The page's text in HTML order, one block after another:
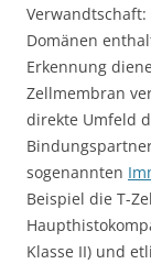
Domänen
Erkennung
Zellmembran
direkte Umfeld
sogenannten
Beispiel die T-
Klasse II) und